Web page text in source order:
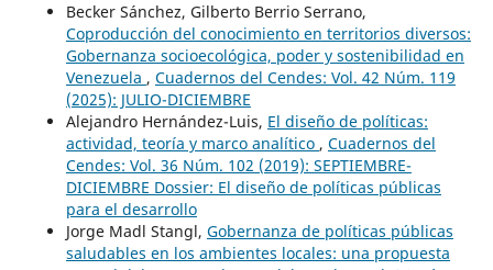
Becker Sánchez, Gilberto Berrio Serrano,
Coproducción del conocimiento en territorios diversos:
Gobernanza socioecológica, poder y sostenibilidad en
Venezuela , Cuadernos del Cendes: Vol. 42 Núm. 119
(2025): JULIO-DICIEMBRE
Alejandro Hernández-Luis, El diseño de políticas:
actividad, teoría y marco analítico , Cuadernos del
Cendes: Vol. 36 Núm. 102 (2019): SEPTIEMBRE-
DICIEMBRE Dossier: El diseño de políticas públicas
para el desarrollo
Jorge Madl Stangl, Gobernanza de políticas públicas
saludables en los ambientes locales: una propuesta